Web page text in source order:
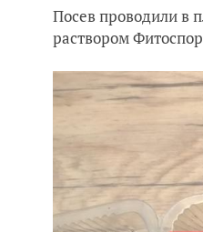
Посев проводили в
раствором